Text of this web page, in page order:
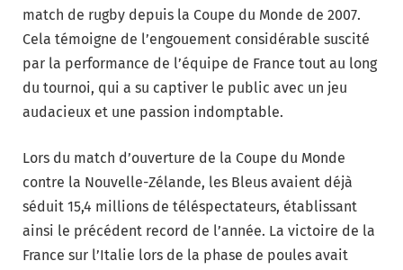
match de rugby depuis la Coupe du Monde de 2007.
Cela témoigne de l’engouement considérable suscité
par la performance de l’équipe de France tout au long
du tournoi, qui a su captiver le public avec un jeu
audacieux et une passion indomptable.
Lors du match d’ouverture de la Coupe du Monde
contre la Nouvelle-Zélande, les Bleus avaient déjà
séduit 15,4 millions de téléspectateurs, établissant
ainsi le précédent record de l’année. La victoire de la
France sur l’Italie lors de la phase de poules avait